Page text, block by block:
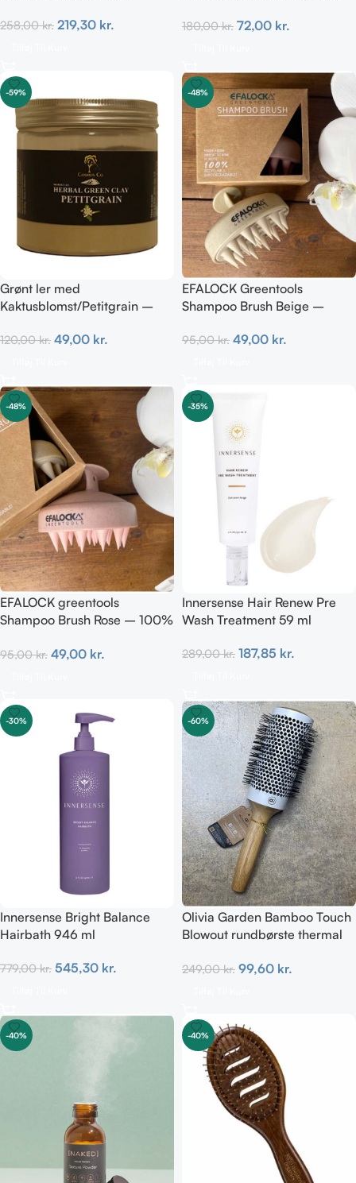
258,00kr. 219,30 kr. 180,00kr. 72,00 kr.
-59%
Grønt ler med
Kaktusblomst/Petitgrain –
120,00kr. 49,00 kr.
-48%
EFALOCK Greentools
Shampoo Brush Beige –
Nedbrydelig
95,00kr. 49,00 kr.
-48%
EFALOCK greentools
Shampoo Brush Rose – 100%
95,00kr. 49,00 kr.
-35%
Innersense Hair Renew Pre
Wash Treatment 59 ml
289,00kr. 187,85 kr.
-30%
Innersense Bright Balance
Hairbath 946 ml
779,00kr. 545,30 kr.
-60%
Olivia Garden Bamboo Touch
Blowout rundbørste thermal
249,00kr. 99,60 kr.
-40% -40%